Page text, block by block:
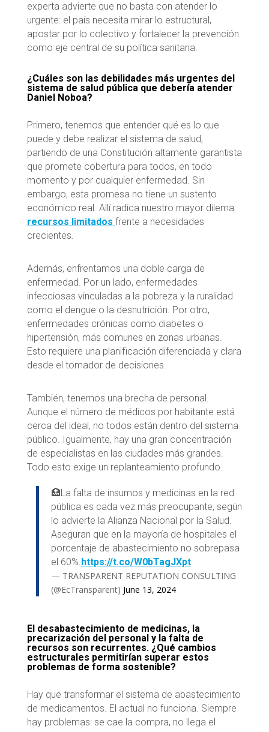
experta advierte que no basta con atender lo
urgente: el país necesita mirar lo estructural,
apostar por lo colectivo y fortalecer la prevención
como eje central de su política sanitaria.
¿Cuáles son las debilidades más urgentes del
sistema de salud pública que debería atender
Daniel Noboa?
Primero, tenemos que entender qué es lo que
puede y debe realizar el sistema de salud,
partiendo de una Constitución altamente garantista
que promete cobertura para todos, en todo
momento y por cualquier enfermedad. Sin
embargo, esta promesa no tiene un sustento
económico real. Allí radica nuestro mayor dilema:
recursos limitados frente a necesidades
crecientes.
Además, enfrentamos una doble carga de
enfermedad. Por un lado, enfermedades
infecciosas vinculadas a la pobreza y la ruralidad
como el dengue o la desnutrición. Por otro,
enfermedades crónicas como diabetes o
hipertensión, más comunes en zonas urbanas.
Esto requiere una planificación diferenciada y clara
desde el tomador de decisiones.
También, tenemos una brecha de personal.
Aunque el número de médicos por habitante está
cerca del ideal, no todos están dentro del sistema
público. Igualmente, hay una gran concentración
de especialistas en las ciudades más grandes.
Todo esto exige un replanteamiento profundo.
🏥La falta de insumos y medicinas en la red
pública es cada vez más preocupante, según
lo advierte la Alianza Nacional por la Salud.
Aseguran que en la mayoría de hospitales el
porcentaje de abastecimiento no sobrepasa
el 60%. https://t.co/W0bTagJXpt
— TRANSPARENT REPUTATION CONSULTING
(@EcTransparent) June 13, 2024
El desabastecimiento de medicinas, la
precarización del personal y la falta de
recursos son recurrentes. ¿Qué cambios
estructurales permitirían superar estos
problemas de forma sostenible?
Hay que transformar el sistema de abastecimiento
de medicamentos. El actual no funciona. Siempre
hay problemas: se cae la compra, no llega el